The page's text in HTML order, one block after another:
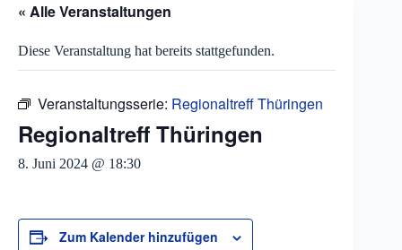
« Alle Veranstaltungen
Diese Veranstaltung hat bereits stattgefunden.
Veranstaltungsserie: Regionaltreff Thüringen
Regionaltreff Thüringen
8. Juni 2024 @ 18:30
Zum Kalender hinzufügen